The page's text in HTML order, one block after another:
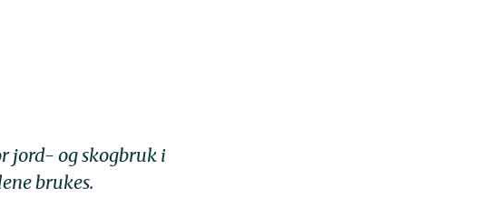
jord- og skogbruk i
brukes.